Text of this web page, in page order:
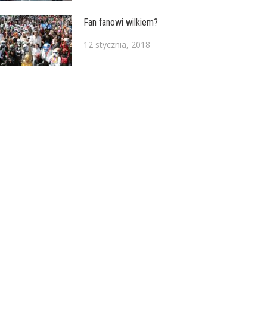
Fan fanowi wilkiem?
12 stycznia, 2018